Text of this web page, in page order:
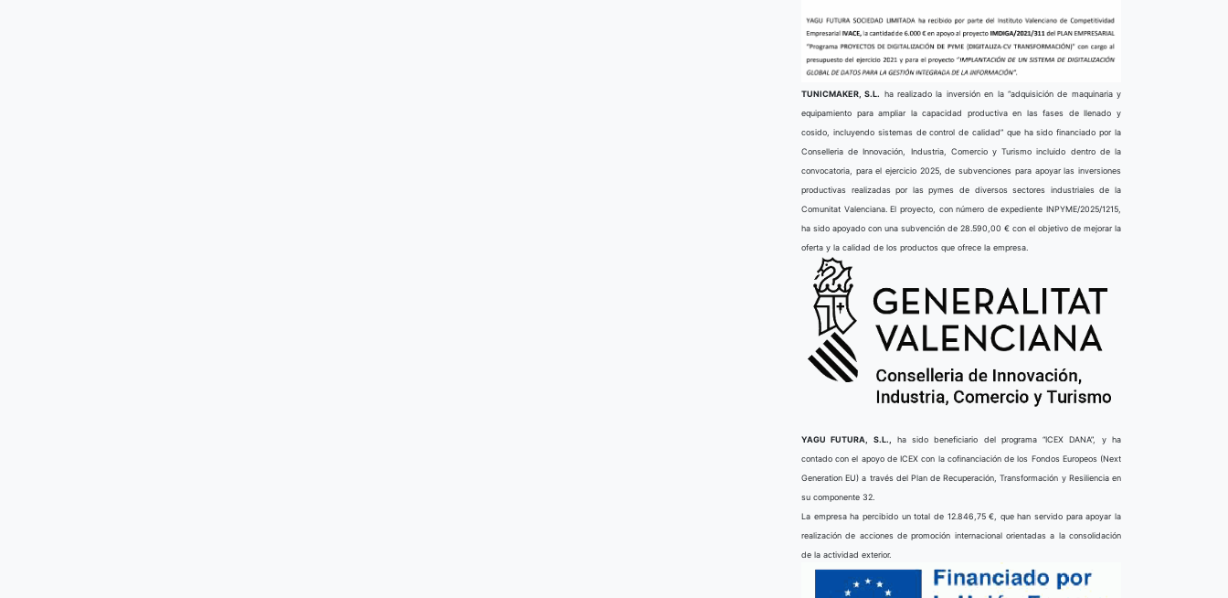
TUNICMAKER, S.L. ha realizado la inversión en la “adquisición de maquinaria y
equipamiento para ampliar la capacidad productiva en las fases de llenado y
cosido, incluyendo sistemas de control de calidad” que ha sido financiado por la
Conselleria de Innovación, Industria, Comercio y Turismo incluido dentro de la
convocatoria, para el ejercicio 2025, de subvenciones para apoyar las inversiones
productivas realizadas por las pymes de diversos sectores industriales de la
Comunitat Valenciana. El proyecto, con número de expediente INPYME/2025/1215,
ha sido apoyado con una subvención de 28.590,00 € con el objetivo de mejorar la
oferta y la calidad de los productos que ofrece la empresa.
YAGU FUTURA, S.L.,
ha sido beneficiario del programa “ICEX DANA”, y ha
contado con el apoyo de ICEX con la cofinanciación de los Fondos Europeos (Next
Generation EU) a través del Plan de Recuperación, Transformación y Resiliencia en
su componente 32.
La empresa ha percibido un total de 12.846,75 €, que han servido para apoyar la
realización de acciones de promoción internacional orientadas a la consolidación
de la actividad exterior.